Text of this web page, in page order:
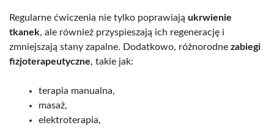
Regularne ćwiczenia nie tylko poprawiają ukrwienie
tkanek, ale również przyspieszają ich regenerację i
zmniejszają stany zapalne. Dodatkowo, różnorodne zabiegi
fizjoterapeutyczne, takie jak:
terapia manualna,
masaż,
elektroterapia,